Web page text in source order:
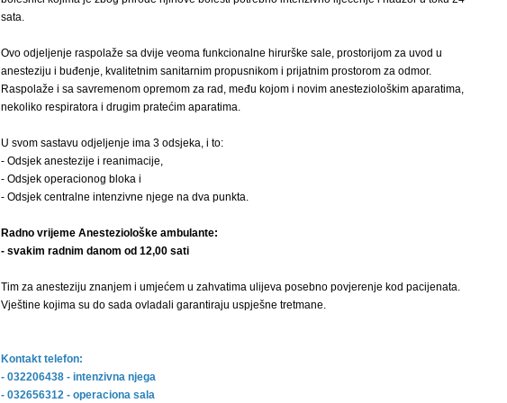
sata.
Ovo odjeljenje raspolaže sa dvije veoma funkcionalne hirurške sale, prostorijom za uvod u
anesteziju i buđenje, kvalitetnim sanitarnim propusnikom i prijatnim prostorom za odmor.
Raspolaže i sa savremenom opremom za rad, među kojom i novim anesteziološkim aparatima,
nekoliko respiratora i drugim pratećim aparatima.
U svom sastavu odjeljenje ima 3 odsjeka, i to:
- Odsjek anestezije i reanimacije,
- Odsjek operacionog bloka i
- Odsjek centralne intenzivne njege na dva punkta.
Radno vrijeme Anesteziološke ambulante:
- svakim radnim danom od 12,00 sati
Tim za anesteziju znanjem i umjećem u zahvatima ulijeva posebno povjerenje kod pacijenata.
Vještine kojima su do sada ovladali garantiraju uspješne tretmane.
Kontakt telefon:
- 032206438 - intenzivna njega
- 032656312 - operaciona sala